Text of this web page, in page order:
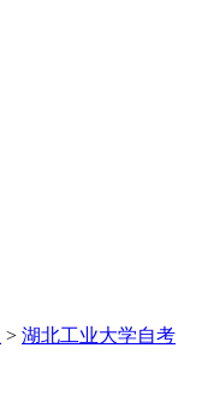
> 湖北工业大学自考